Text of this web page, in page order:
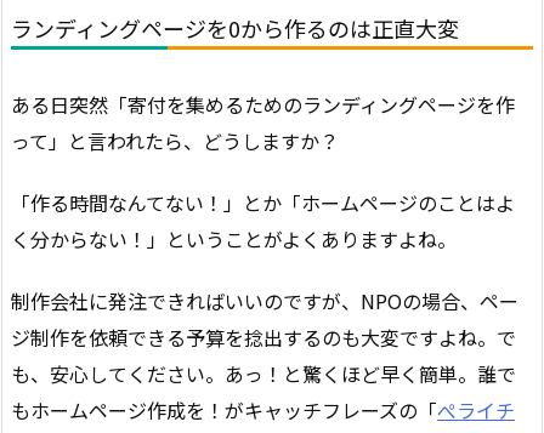
ランディングページを0から作るのは正直大変
ある日突然「寄付を集めるためのランディングページを作
って」と言われたら、どうしますか？
「作る時間なんてない！」とか「ホームページのことはよ
く分からない！」ということがよくありますよね。
制作会社に発注できればいいのですが、NPOの場合、ペー
ジ制作を依頼できる予算を捻出するのも大変ですよね。で
も、安心してください。あっ！と驚くほど早く簡単。誰で
もホームページ作成を！がキャッチフレーズの「ぺライチ